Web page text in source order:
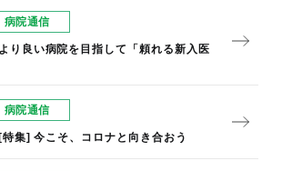
病院通信
良い病院を目指して「頼れる新入医
病院通信
集] 今こそ、コロナと向き合おう